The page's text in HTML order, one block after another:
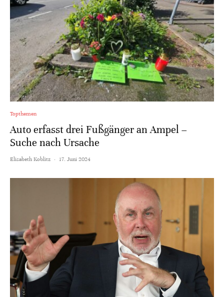
Topthemen
Auto erfasst drei Fußgänger an Ampel –
Suche nach Ursache
Elisabeth Koblitz · 17. Juni 2024